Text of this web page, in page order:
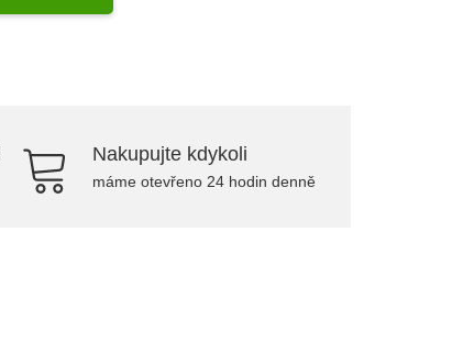
Nakupujte kdykoli
máme otevřeno 24 hodin denně